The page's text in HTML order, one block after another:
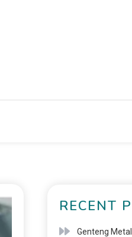
RECENT
Genteng